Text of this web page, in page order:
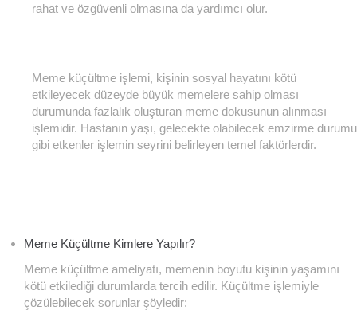
rahat ve özgüvenli olmasına da yardımcı olur.
Meme küçültme işlemi, kişinin sosyal hayatını kötü
etkileyecek düzeyde büyük memelere sahip olması
durumunda fazlalık oluşturan meme dokusunun alınması
işlemidir. Hastanın yaşı, gelecekte olabilecek emzirme durumu
gibi etkenler işlemin seyrini belirleyen temel faktörlerdir.
Meme Küçültme Kimlere Yapılır?
Meme küçültme ameliyatı, memenin boyutu kişinin yaşamını
kötü etkilediği durumlarda tercih edilir. Küçültme işlemiyle
çözülebilecek sorunlar şöyledir: